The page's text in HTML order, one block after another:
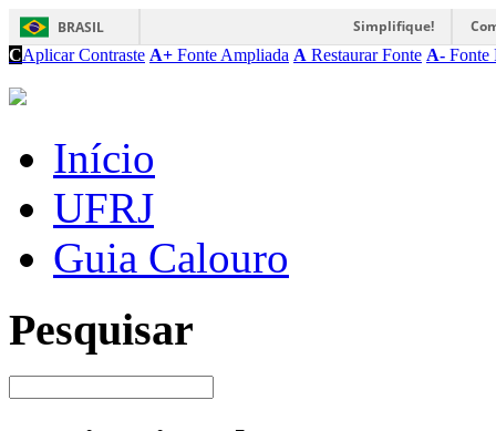
BRASIL Simplifique!
CAplicar Contraste A+ Fonte Ampliada A Restaurar Fonte A- Fonte
Início
UFRJ
Guia Calouro
Pesquisar